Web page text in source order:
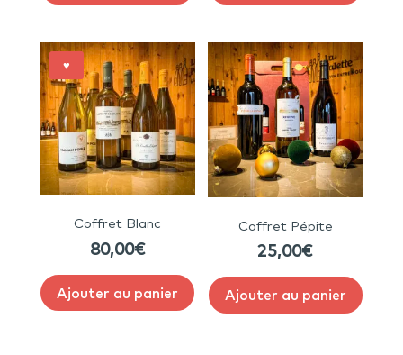
♥
Coffret Blanc
80,00€
Ajouter au panier
Coffret Pépite
25,00€
Ajouter au panier